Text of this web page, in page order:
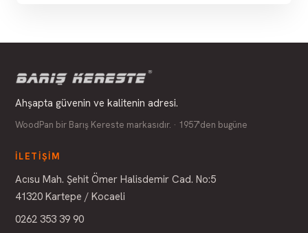
Ahşapta güvenin ve kalitenin adresi.
WoodPan bir Barış Kereste markasıdır. · 1957'den bugüne
İLETIŞIM
Acısu Mah. Şehit Ömer Halisdemir Cad. No:5
41320 Kartepe / Kocaeli
0262 353 39 90